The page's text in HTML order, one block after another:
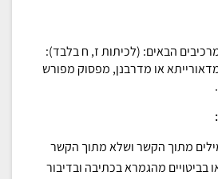
הבאים: (לכיתות ז, ח בלבד):
או מדרבנן, מפסוק מפורש
מתוך הקשר ושלא מתוך הקשר
בביטויים מהגמרא בכתיבה ובדיבור